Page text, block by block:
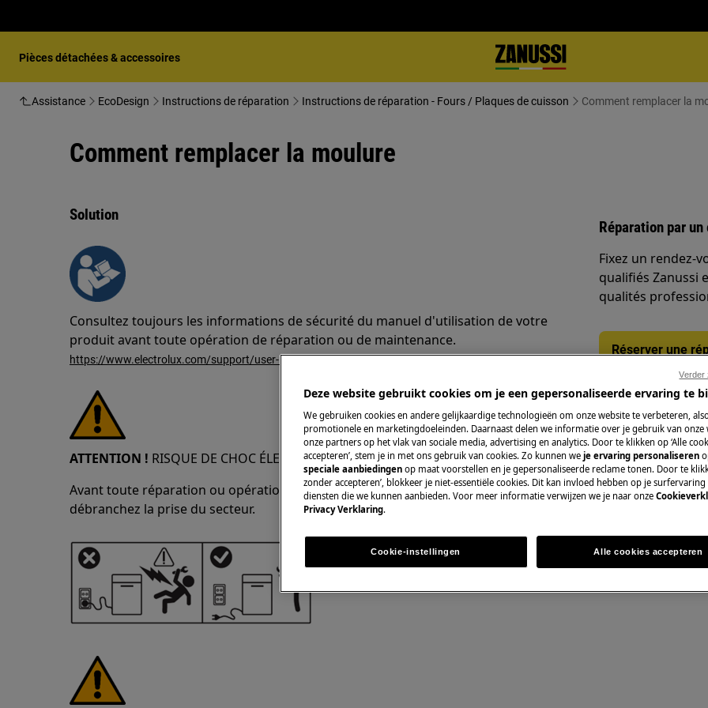
Pièces détachées & accessoires
Assistance EcoDesign Instructions de réparation Instructions de réparation - Fours / Plaques de cuisson Comment remplacer la
Comment remplacer la moulure
Solution
Consultez toujours les informations de sécurité du manuel d'utilisation de votre
produit avant toute opération de réparation ou de maintenance.
https://www.electrolux.com/support/user-manuals/
ATTENTION ! RISQUE DE CHOC ÉLECTRIQUE
Avant toute réparation ou opération de maintenance, désactivez l'appareil et
débranchez la prise du secteur.
Réparation par
Fixez un rendez-
qualifiés Zanussi
qualités
Réserver une
Pièces
Trouvez dans
détachées
Acheter des
Deze website gebruikt cookies om je een gepersonaliseerde ervaring te
We gebruiken cookies en andere gelijkaardige technologieën om onze website te verbeteren,
promotionele en marketingdoeleinden. Daarnaast delen we informatie over je gebruik van onze
onze partners op het vlak van sociale media, advertising en analytics. Door te klikken op ‘Alle
accepteren’, stem je in met ons gebruik van cookies. Zo kunnen we je ervaring personaliseren
speciale aanbiedingen op maat voorstellen en je gepersonaliseerde reclame tonen. Door te
zonder accepteren’, blokkeer je niet-essentiële cookies. Dit kan invloed hebben op je
diensten die we kunnen aanbieden. Voor meer informatie verwijzen we je naar onze
Privacy Verklaring.
Cookie-instellingen Alle cookies accepteren
Verder